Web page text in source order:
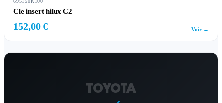
695150K100
Cle insert hilux C2
152,00 € Voir →
TOYOTA